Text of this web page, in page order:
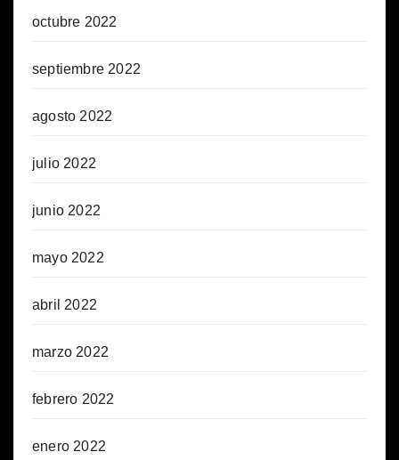
octubre 2022
septiembre 2022
agosto 2022
julio 2022
junio 2022
mayo 2022
abril 2022
marzo 2022
febrero 2022
enero 2022